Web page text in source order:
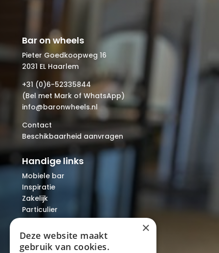
Bar on wheels
Pieter Goedkoopweg 16
2031 EL Haarlem
+31 (0)6-52335844
(Bel met Mark of WhatsApp)
info@baronwheels.nl
Contact
Beschikbaarheid aanvragen
Handige links
Mobiele bar
Inspiratie
Zakelijk
Particulier
Over ons
Blog
Locaties
×
Deze website maakt
gebruik van cookies.